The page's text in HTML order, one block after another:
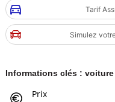
Tarif
Simulez
Informations clés :
Prix